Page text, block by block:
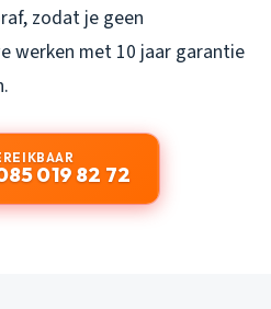
zodat je geen
werken met 10 jaar garantie
019 82 72